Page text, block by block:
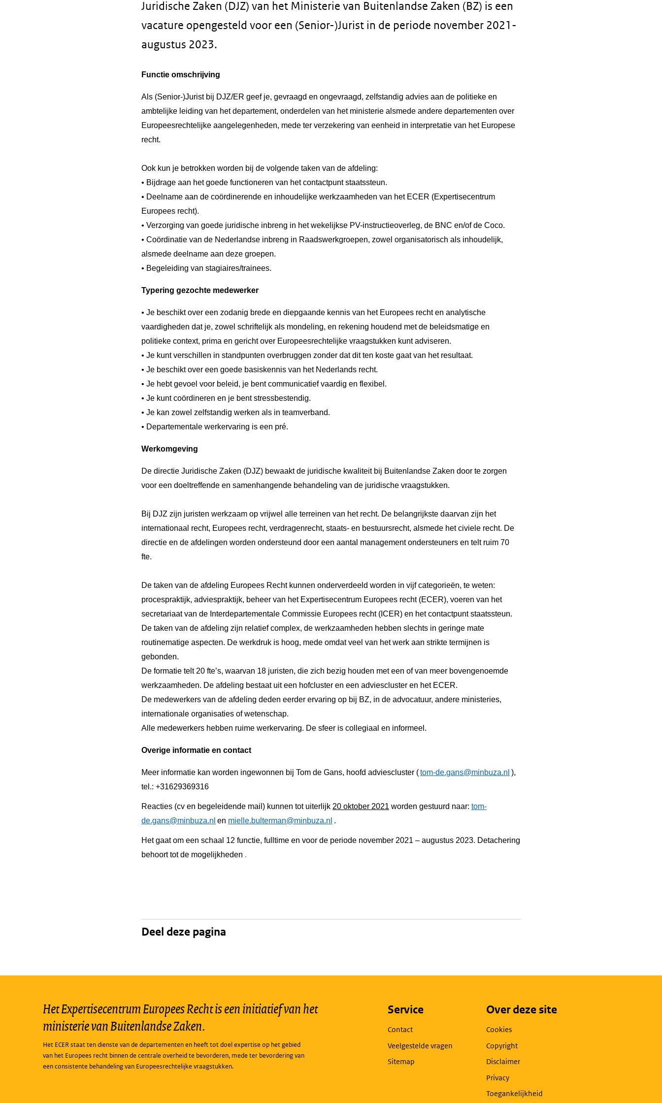
Juridische Zaken (DJZ) van het Ministerie van Buitenlandse Zaken (BZ) is een
vacature opengesteld voor een (Senior-)Jurist in de periode november 2021-
augustus 2023.
Functie omschrijving
Als (Senior-)Jurist bij DJZ/ER geef je, gevraagd en ongevraagd, zelfstandig advies aan de politieke en
ambtelijke leiding van het departement, onderdelen van het ministerie alsmede andere departementen over
Europeesrechtelijke aangelegenheden, mede ter verzekering van eenheid in interpretatie van het Europese
recht.
Ook kun je betrokken worden bij de volgende taken van de afdeling:
• Bijdrage aan het goede functioneren van het contactpunt staatssteun.
• Deelname aan de coördinerende en inhoudelijke werkzaamheden van het ECER (Expertisecentrum
Europees recht).
• Verzorging van goede juridische inbreng in het wekelijkse PV-instructieoverleg, de BNC en/of de Coco.
• Coördinatie van de Nederlandse inbreng in Raadswerkgroepen, zowel organisatorisch als inhoudelijk,
alsmede deelname aan deze groepen.
• Begeleiding van stagiaires/trainees.
Typering gezochte medewerker
• Je beschikt over een zodanig brede en diepgaande kennis van het Europees recht en analytische
vaardigheden dat je, zowel schriftelijk als mondeling, en rekening houdend met de beleidsmatige en
politieke context, prima en gericht over Europeesrechtelijke vraagstukken kunt adviseren.
• Je kunt verschillen in standpunten overbruggen zonder dat dit ten koste gaat van het resultaat.
• Je beschikt over een goede basiskennis van het Nederlands recht.
• Je hebt gevoel voor beleid, je bent communicatief vaardig en flexibel.
• Je kunt coördineren en je bent stressbestendig.
• Je kan zowel zelfstandig werken als in teamverband.
• Departementale werkervaring is een pré.
Werkomgeving
De directie Juridische Zaken (DJZ) bewaakt de juridische kwaliteit bij Buitenlandse Zaken door te zorgen
voor een doeltreffende en samenhangende behandeling van de juridische vraagstukken.
Bij DJZ zijn juristen werkzaam op vrijwel alle terreinen van het recht. De belangrijkste daarvan zijn het
internationaal recht, Europees recht, verdragenrecht, staats- en bestuursrecht, alsmede het civiele recht. De
directie en de afdelingen worden ondersteund door een aantal management ondersteuners en telt ruim 70
fte.
De taken van de afdeling Europees Recht kunnen onderverdeeld worden in vijf categorieën, te weten:
procespraktijk, adviespraktijk, beheer van het Expertisecentrum Europees recht (ECER), voeren van het
secretariaat van de Interdepartementale Commissie Europees recht (ICER) en het contactpunt staatssteun.
De taken van de afdeling zijn relatief complex, de werkzaamheden hebben slechts in geringe mate
routinematige aspecten. De werkdruk is hoog, mede omdat veel van het werk aan strikte termijnen is
gebonden.
De formatie telt 20 fte’s, waarvan 18 juristen, die zich bezig houden met een of van meer bovengenoemde
werkzaamheden. De afdeling bestaat uit een hofcluster en een adviescluster en het ECER.
De medewerkers van de afdeling deden eerder ervaring op bij BZ, in de advocatuur, andere ministeries,
internationale organisaties of wetenschap.
Alle medewerkers hebben ruime werkervaring. De sfeer is collegiaal en informeel.
Overige informatie en contact
Meer informatie kan worden ingewonnen bij Tom de Gans, hoofd adviescluster (tom-de.gans@minbuza.nl ),
tel.: +31629369316
Reacties (cv en begeleidende mail) kunnen tot uiterlijk 20 oktober 2021 worden gestuurd naar: tom-
de.gans@minbuza.nl en mielle.bulterman@minbuza.nl .
Het gaat om een schaal 12 functie, fulltime en voor de periode november 2021 – augustus 2023. Detachering
behoort tot de mogelijkheden .
Deel deze pagina
Het Expertisecentrum Europees Recht is een initiatief van het
ministerie van Buitenlandse Zaken.
Het ECER staat ten dienste van de departementen en heeft tot doel expertise op het gebied
van het Europees recht binnen de centrale overheid te bevorderen, mede ter bevordering van
een consistente behandeling van Europeesrechtelijke vraagstukken.
Service
Contact
Veelgestelde vragen
Sitemap
Over deze site
Cookies
Copyright
Disclaimer
Privacy
Toegankelijkheid